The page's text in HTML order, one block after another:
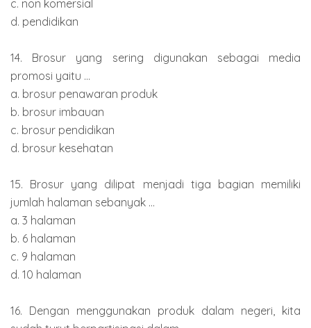
c. non komersial
d. pendidikan
14. Brosur yang sering digunakan sebagai media
promosi yaitu ...
a. brosur penawaran produk
b. brosur imbauan
c. brosur pendidikan
d. brosur kesehatan
15. Brosur yang dilipat menjadi tiga bagian memiliki
jumlah halaman sebanyak ...
a. 3 halaman
b. 6 halaman
c. 9 halaman
d. 10 halaman
16. Dengan menggunakan produk dalam negeri, kita